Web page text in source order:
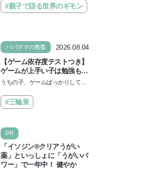
る「親子で語る国際問題」。今回
は、苗字の種類…
#親子で語る世界のギモン
パパママの教養
2026.08.04
【ゲーム依存度テストつき】
ゲームが上手い子は勉強もで
きる？御三家中高卒でゲーマ
えるゲームしながら受験で勝
つためのメソッド
うちの子、ゲームばっかりしてい
言し、子どもとトラブルになる家
庭は多いもの。でも…
#三輪泉
PR
「イソジン®クリアうがい
薬」といっしょに「うがいパ
ワー」で一年中！ 健やか